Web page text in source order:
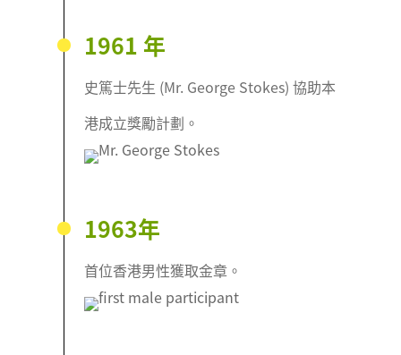
1961 年
史篤士先生 (Mr. George Stokes) 協助本
港成立獎勵計劃。
1963年
首位香港男性獲取金章。